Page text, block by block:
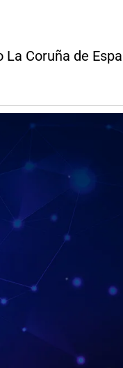
Coruña de